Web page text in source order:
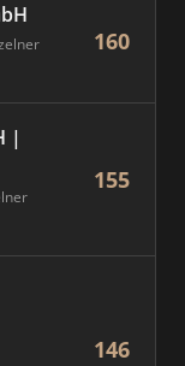
160
|
155
146